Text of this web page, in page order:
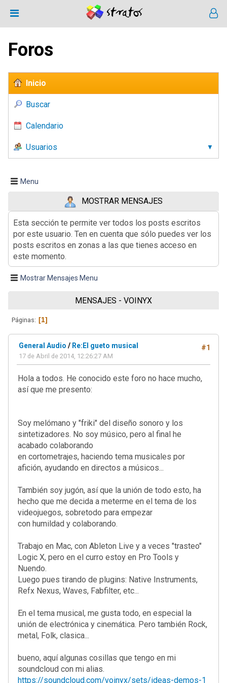
Foros
Inicio
Buscar
Calendario
Usuarios
Menu
MOSTRAR MENSAJES
Esta sección te permite ver todos los posts escritos
por este usuario. Ten en cuenta que sólo puedes ver los
posts escritos en zonas a las que tienes acceso en
este momento.
Mostrar Mensajes Menu
MENSAJES - VOINYX
Páginas 1
#1
General Audio / Re:El gueto musical
17 de Abril de 2014, 12:26:27 AM
Hola a todos. He conocido este foro no hace mucho,
así que me presento:
Soy melómano y "friki" del diseño sonoro y los
sintetizadores. No soy músico, pero al final he
acabado colaborando
en cortometrajes, haciendo tema musicales por
afición, ayudando en directos a músicos...
También soy jugón, así que la unión de todo esto, ha
hecho que me decida a meterme en el tema de los
videojuegos, sobretodo para empezar
con humildad y colaborando.
Trabajo en Mac, con Ableton Live y a veces "trasteo"
Logic X, pero en el curro estoy en Pro Tools y
Nuendo.
Luego pues tirando de plugins: Native Instruments,
Refx Nexus, Waves, Fabfilter, etc...
En el tema musical, me gusta todo, en especial la
unión de electrónica y cinemática. Pero también Rock,
metal, Folk, clasica...
bueno, aquí algunas cosillas que tengo en mi
soundcloud con mi alias.
https://soundcloud.com/voinyx/sets/ideas-demos-1